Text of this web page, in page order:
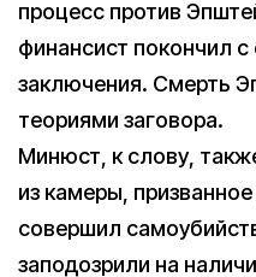
процесс против
финансист покончил
заключения. Смерть
теориями заговора.
Минюст, к слову,
из камеры,
совершил
заподозрили на